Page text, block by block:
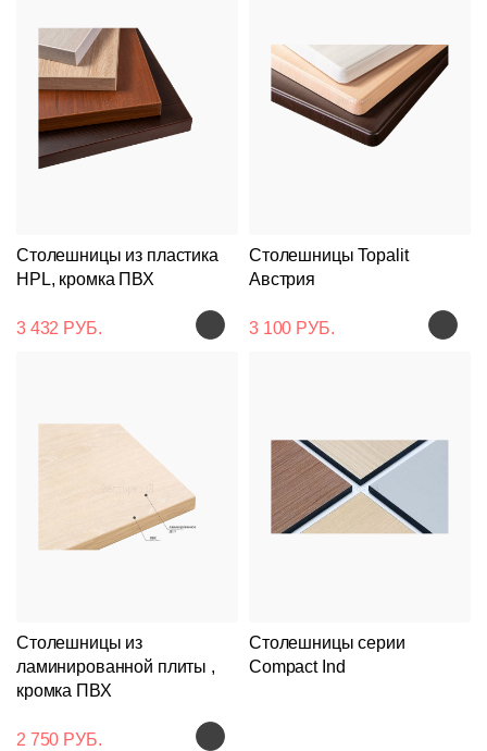
Столешницы из пластика
HPL, кромка ПВХ
3 432 РУБ.
Столешницы Topalit
Австрия
3 100 РУБ.
Столешницы из
ламинированной плиты ,
кромка ПВХ
2 750 РУБ.
Столешницы серии
Compact Ind